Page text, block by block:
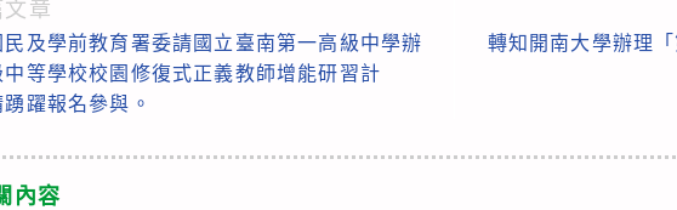
文章
民及學前教育署委請國立臺南第一高級中學辦
中等學校校園修復式正義教師增能研習計
躍報名參與。
轉知開南大學辦理
內容